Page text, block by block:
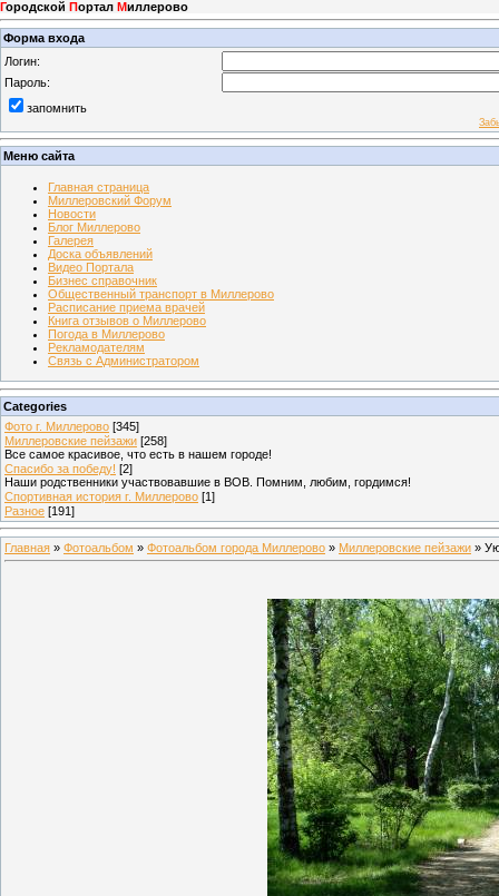
Городской Портал Миллерово
Форма входа
Логин:
Пароль:
запомнить
Меню сайта
Главная страница
Миллеровский Форум
Новости
Блог Миллерово
Галерея
Доска объявлений
Видео Портала
Бизнес справочник
Общественный транспорт в Миллерово
Расписание приема врачей
Книга отзывов о Миллерово
Погода в Миллерово
Рекламодателям
Связь с Администратором
Categories
Фото г. Миллерово [345]
Миллеровские пейзажи [258]
Все самое красивое, что есть в нашем городе!
Спасибо за победу! [2]
Наши родственники участвовавшие в ВОВ. Помним, любим, гордимся!
Спортивная история г. Миллерово [1]
Разное [191]
Главная » Фотоальбом » Фотоальбом города Миллерово » Миллеровские пейзажи »